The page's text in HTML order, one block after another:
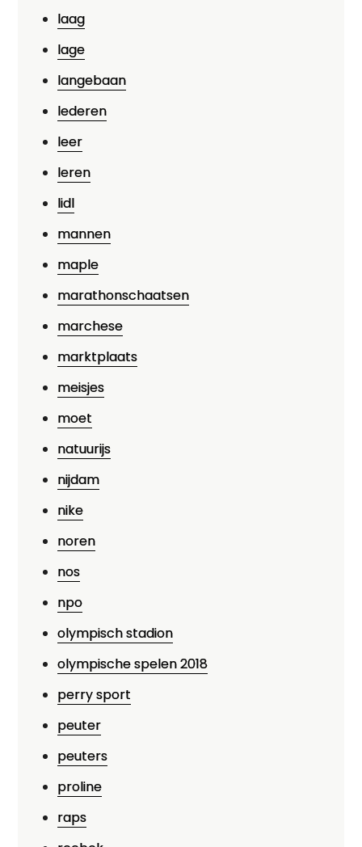
laag
lage
langebaan
lederen
leer
leren
lidl
mannen
maple
marathonschaatsen
marchese
marktplaats
meisjes
moet
natuurijs
nijdam
nike
noren
nos
npo
olympisch stadion
olympische spelen 2018
perry sport
peuter
peuters
proline
raps